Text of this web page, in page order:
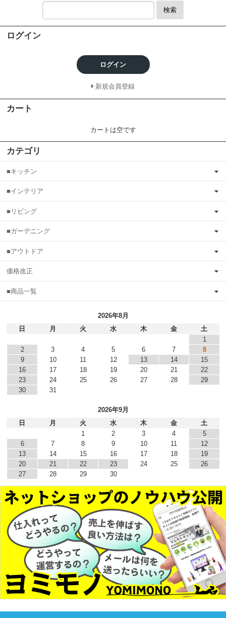
検索
ログイン
ログイン
新規会員登録
カート
カートは空です
カテゴリ
■キッチン
■インテリア
■リビング
■ガーデニング
■アウトドア
価格改正
■商品一覧
2026年8月
日
月 火 水 木 金
土
1
2
3 4 5 6 7
8
9
10 11 12 13 14
15
16
17 18 19 20 21
22
23
24 25 26 27 28
29
30
31
2026年9月
日
月 火 水 木 金
土
1
2 3 4
5
6
7 8 9 10 11
12
13
14 15 16 17 18
19
20
21 22 23 24 25
26
27
28 29 30